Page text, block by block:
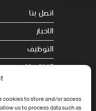
to store and/or access
us to process data such as
اتصل بنا
الاخبار
التوظيف
التظاهرات
الجامعة في